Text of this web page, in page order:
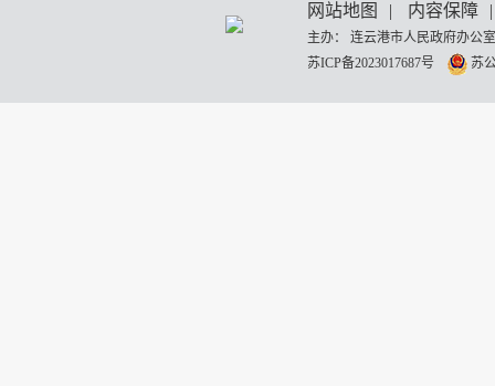
网站地图 | 内容保障 |
主办： 连云港市人民政府办
苏ICP备2023017687号
苏